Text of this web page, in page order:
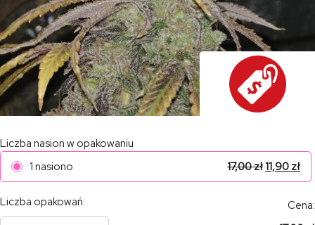
Liczba nasion w opakowaniu
1 nasiono
17,00zł11,90 zł
Liczba opakowań:
Cena: